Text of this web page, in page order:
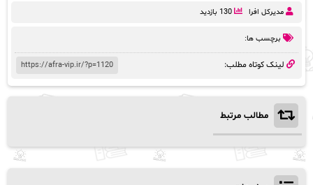
مدیرکل افرا 130 بازدید
برچسب ها:
لینک کوتاه مطلب:
مطالب مرتبط